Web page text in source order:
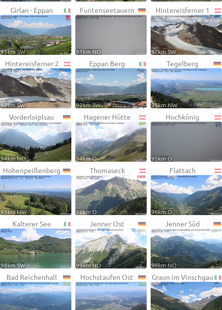
Girlan - Eppan
91km SW
Funtenseetauern
91km NO
Hintereisferner 1
92km SW
Hintereisferner 2
92km SW
Eppan Berg
92km SW
Tegelberg
92km NW
Vorderloiplsau
94km NO
Hagener Hütte
94km O
Hochkönig
95km O
Hohenpeißenberg
95km NW
Thomaseck
96km O
Flattach
96km O
Kalterer See
98km SW
Jenner Ost
99km NO
Jenner Süd
99km NO
Bad Reichenhall Hochstaufen Ost Graun im Vinschgau